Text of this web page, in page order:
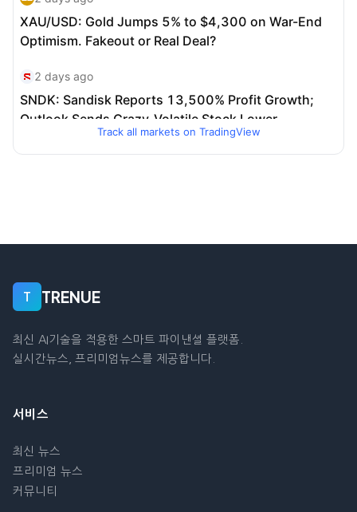
Track all markets on TradingView
T TRENUE
최신 AI기술을 적용한 스마트 파이낸셜 플랫폼.
실시간뉴스, 프리미엄뉴스를 제공합니다.
서비스
최신 뉴스
프리미엄 뉴스
커뮤니티